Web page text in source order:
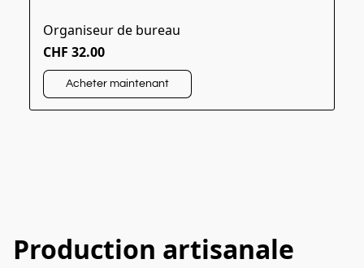
Organiseur de bureau
CHF 32.00
Acheter maintenant
Production artisanale